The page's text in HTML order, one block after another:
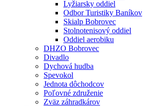
Lyžiarsky oddiel
Odbor Turistiky Baníkov
Skialp Bobrovec
Stolnotenisový oddiel
Oddiel aerobiku
DHZO Bobrovec
Divadlo
Dychová hudba
Spevokol
Jednota dôchodcov
Poľovné združenie
Zväz záhradkárov